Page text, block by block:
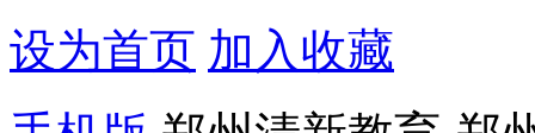
设为首页 加入收藏